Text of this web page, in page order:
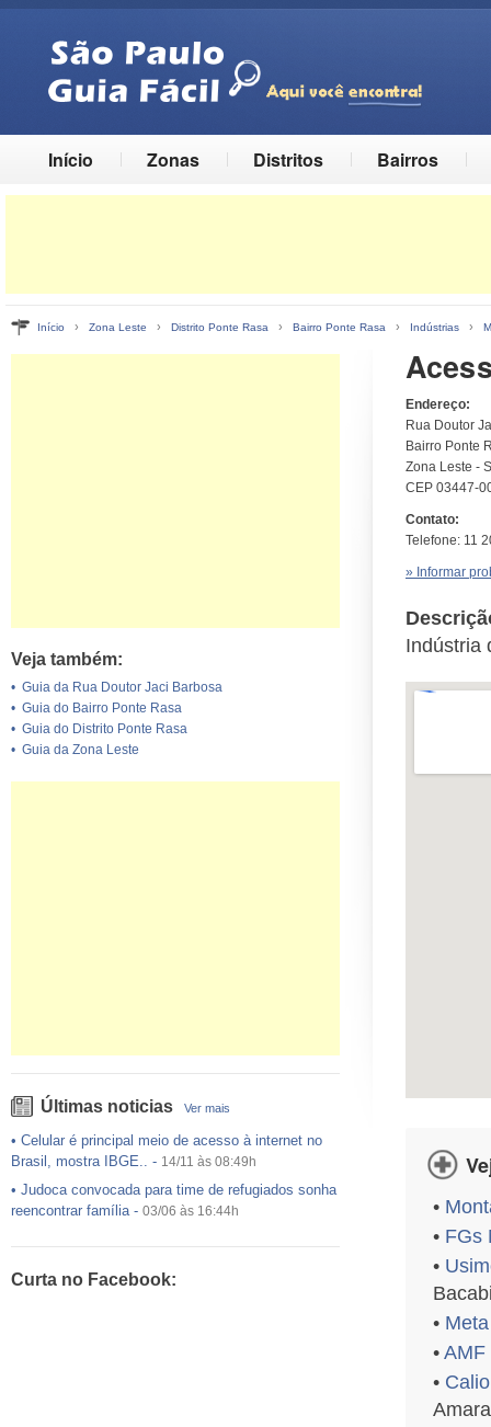
Início Zonas Distritos Bairros
Início › Zona Leste › Distrito Ponte Rasa › Bairro Ponte Rasa › Indústrias ›
Veja também:
• Guia da Rua Doutor Jaci Barbosa
• Guia do Bairro Ponte Rasa
• Guia do Distrito Ponte Rasa
• Guia da Zona Leste
Últimas noticias Ver mais
• Celular é principal meio de acesso à internet no
Brasil, mostra IBGE.. - 14/11 às 08:49h
• Judoca convocada para time de refugiados sonha
reencontrar família- 03/06 às 16:44h
•Exército egípcio diz que encontrou destroços de
Curta no Facebook:
Endereço:
Rua Doutor
Bairro Ponte
Zona Leste -
CEP 03447-
Contato:
Telefone: 11
» Informar
Indústria
•
• FGs
•
•
• AMF
•